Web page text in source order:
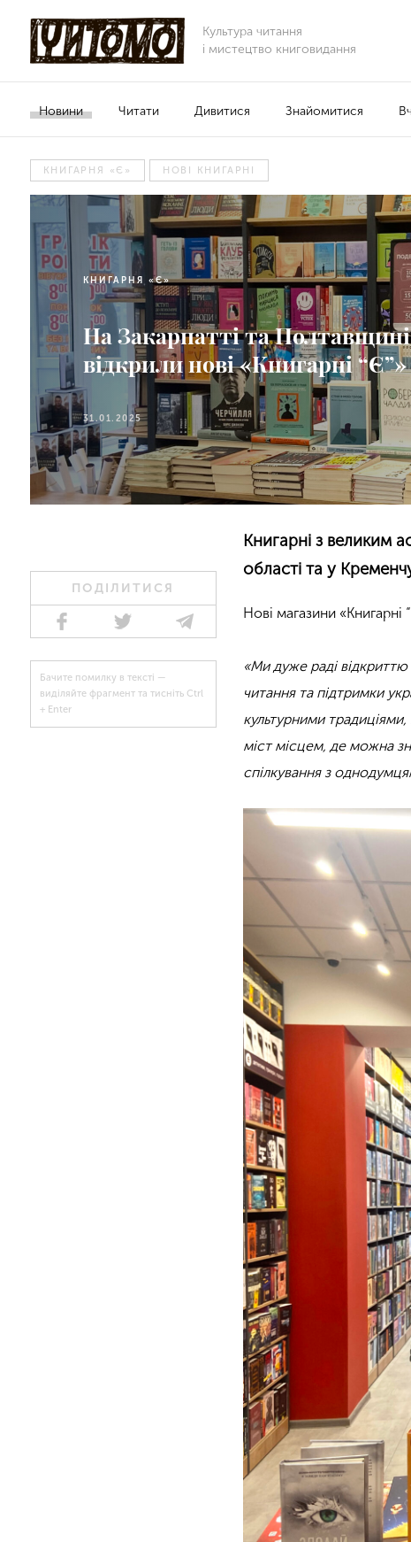
Культура читання
і мистецтво книговидання
Новини Читати Дивитися Знайомитися
КНИГАРНЯ «Є» НОВІ КНИГАРНІ
КНИГАРНЯ «Є»
На Закарпатті та Полтавщині
відкрили нові «Книгарні “Є”»
31.01.2025
ПОДІЛИТИСЯ
Бачите помилку в тексті —
виділяйте фрагмент та тисніть Ctrl
+ Enter
Книгарні з великим
області та у
Нові магазини
«Ми дуже раді
читання та підтримки
культурними
міст місцем, де можна
спілкування з